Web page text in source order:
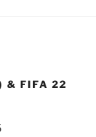
& FIFA 22